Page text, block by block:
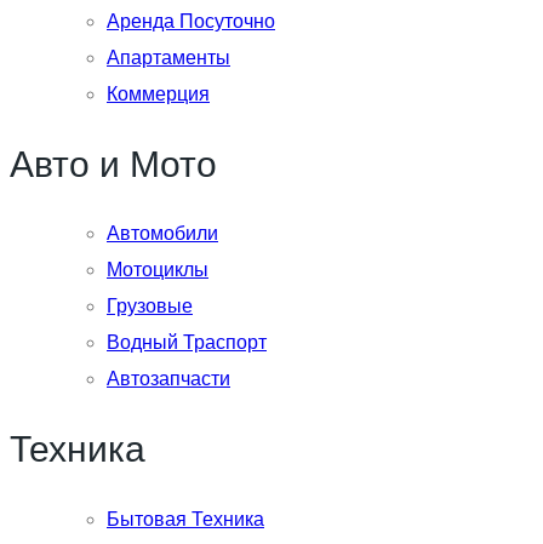
Аренда Посуточно
Апартаменты
Коммерция
Авто и Мото
Автомобили
Мотоциклы
Грузовые
Водный Траспорт
Автозапчасти
Техника
Бытовая Техника